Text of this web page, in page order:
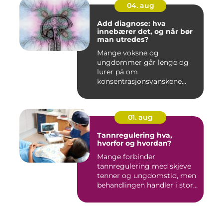
04. aug
Add diagnose: hva
innebærer det, og når bør
man utredes?
Mange voksne og
ungdommer går lenge og
lurer på om
konsentrasjonsvanskene
01. aug
Tannregulering hva,
hvorfor og hvordan?
Mange forbinder
tannregulering med skjeve
tenner og ungdomstid, men
behandlingen handler i stor